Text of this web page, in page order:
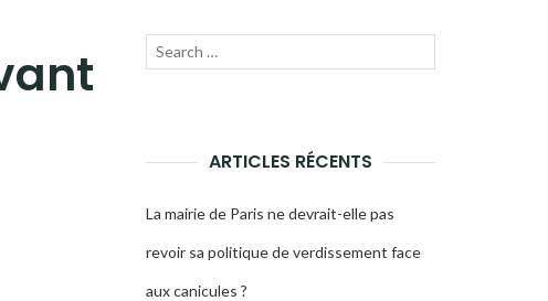
Recherche
ARTICLES RÉCENTS
La mairie de Paris ne devrait-elle pas
revoir sa politique de verdissement face
aux canicules ?